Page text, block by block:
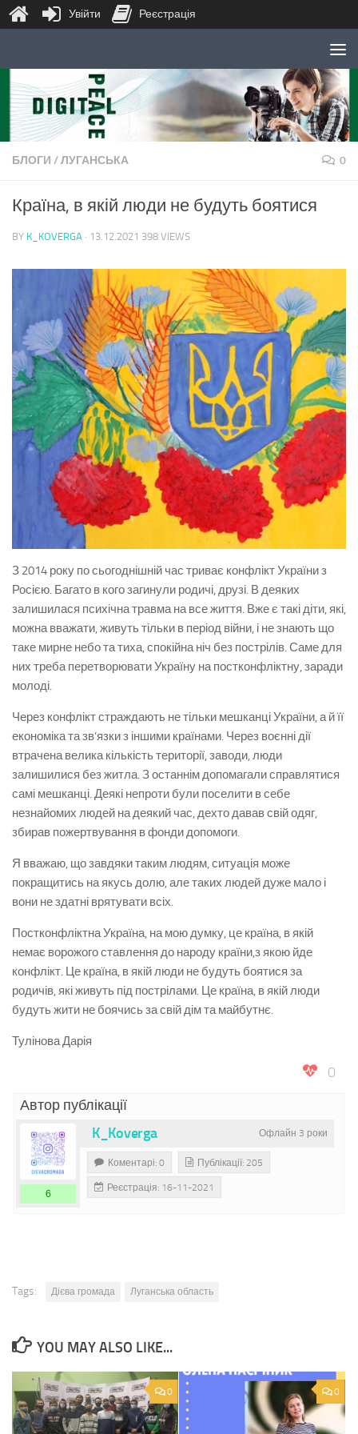
Skip to content
БЛОГИ /ЛУГАНСЬКА 0
Країна, в якій люди не будуть боятися
BY K_KOVERGA · 13.12.2021 398 VIEWS
З 2014 року по сьогоднішній час триває конфлікт України з
Росією. Багато в кого загинули родичі, друзі. В деяких
залишилася психічна травма на все життя. Вже є такі діти, які,
можна вважати, живуть тільки в період війни, і не знають що
таке мирне небо та тиха, спокійна ніч без пострілів. Саме для
них треба перетворювати Україну на постконфліктну, заради
молоді.
Через конфлікт страждають не тільки мешканці України, а й її
економіка та зв’язки з іншими країнами. Через воєнні дії
втрачена велика кількість території, заводи, люди
залишилися без житла. З останнім допомагали справлятися
самі мешканці. Деякі непроти були поселити в себе
незнайомих людей на деякий час, дехто давав свій одяг,
збирав пожертвування в фонди допомоги.
Я вважаю, що завдяки таким людям, ситуація може
покращитись на якусь долю, але таких людей дуже мало і
вони не здатні врятувати всіх.
Постконфліктна Україна, на мою думку, це країна, в якій
немає ворожого ставлення до народу країни,з якою йде
конфлікт. Це країна, в якій люди не будуть боятися за
родичів, які живуть під пострілами. Це країна, в якій люди
будуть жити не боячись за свій дім та майбутнє.
Тулінова Дарія
0
Автор публікації
Офлайн 3 роки
K_Koverga
6
Коментарі: 0 Публікації: 205
Реєстрація: 16-11-2021
Tags: Дієва громада Луганська область
YOU MAY ALSO LIKE...
0 0
Увійти Реєстрація